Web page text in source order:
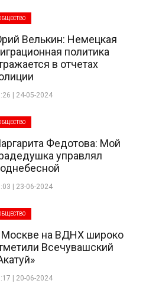
Велькин: Немецкая
политика
в отчетах
| 24-05-2024
Федотова: Мой
управлял
| 23-06-2024
Москве на ВДНХ широко
Всечувашский
| 20-06-2024